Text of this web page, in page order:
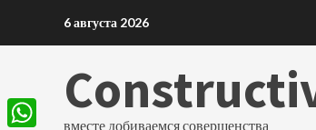
6 августа 2026
вместе добиваемся совершенства